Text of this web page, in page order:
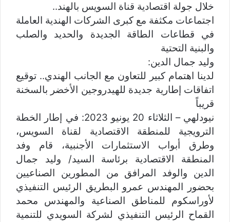
ر
و
ن
خلال جولة اقتصادية قناة السويس بالهند..
اجتماعات مكثفة مع كبرى الشركات الهندية العاملة
في قطاعات الطاقة الجديدة والحديد والصلب
والبنية التحتية
وليد جمال الدين:
لدينا اهتمام كبير للتعاون مع الجانب الهندي.. توقيع
اتفاقات إطارية جديدة للهيدروجين الأخضر بالسخنة
قريباً
نيودلهي – الثلاثاء 20 يونيو 2023: في إطار الخطة
الترويجية للمنطقة الاقتصادية لقناة السويس،
وطرق أبواب الاستثمارات الأجنبية، قام وفد
المنطقة الاقتصادية برئاسة السيد/ وليد جمال
الدين والوفد المرافق من المطورين الصناعيين
بحضور المهندس عمرو البطريق الرئيس التنفيذي
لأوراسكوم للمناطق الصناعية والمهندس محمد
القماح الرئيس التنفيذي لشركة السويدي للتنمية